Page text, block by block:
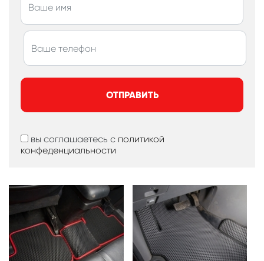
ОТПРАВИТЬ
вы соглашаетесь с политикой
конфеденциальности